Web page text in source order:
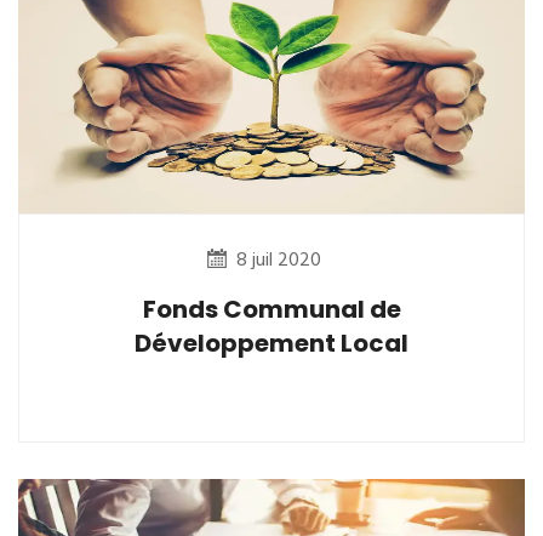
8 juil 2020
Fonds Communal de
Développement Local